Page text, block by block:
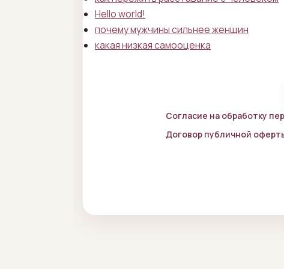
Hello world!
почему мужчины сильнее женщин
какая низкая самооценка
Согласие на обработку
Договор публичной